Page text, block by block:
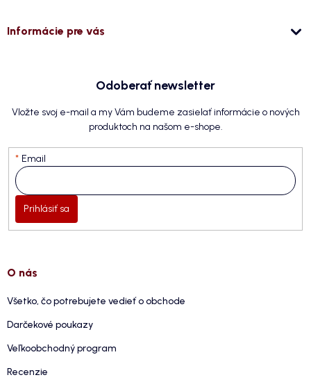
Informácie pre vás
Odoberať newsletter
Vložte svoj e-mail a my Vám budeme zasielať informácie o nových
produktoch na našom e-shope.
Email
Prihlásiť sa
O nás
Všetko, čo potrebujete vedieť o obchode
Darčekové poukazy
Veľkoobchodný program
Recenzie